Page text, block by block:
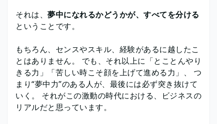
それは、 夢中になれるかどうかが、すべてを分ける
ということです。
もちろん、センスやスキル、経験があるに越したこ
とはありません。 でも、それ以上に「とことんやり
きる力」「苦しい時こそ顔を上げて進める力」、 つ
まり“夢中力”のある人が、最後には必ず突き抜けて
いく。 それがこの激動の時代における、ビジネスの
リアルだと思っています。